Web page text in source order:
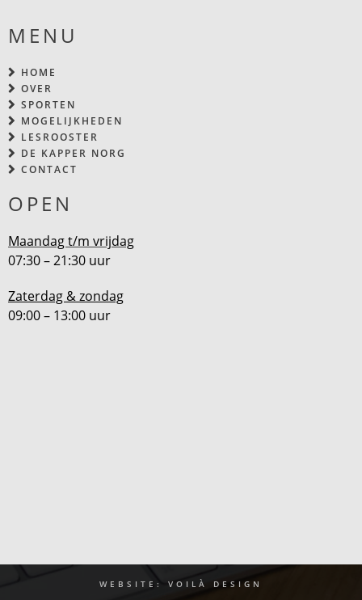
MENU
HOME
OVER
SPORTEN
MOGELIJKHEDEN
LESROOSTER
DE KAPPER NORG
CONTACT
OPEN
Maandag t/m vrijdag
07:30 – 21:30 uur
Zaterdag & zondag
09:00 – 13:00 uur
WEBSITE: VOILÀ DESIGN